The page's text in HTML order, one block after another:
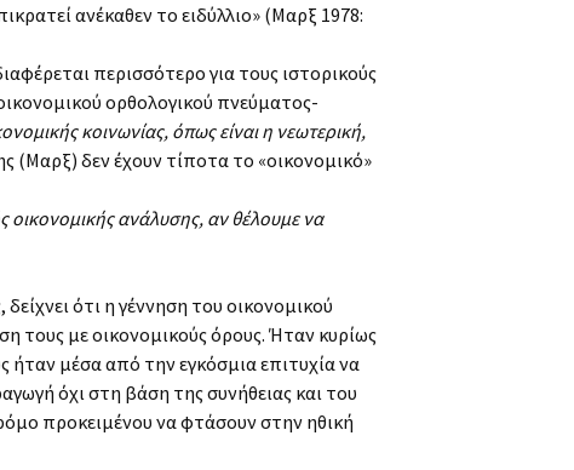
ανέκαθεν το ειδύλλιο» (Μαρξ 1978:
περισσότερο για τους ιστορικούς
ορθολογικού πνεύματος-
κοινωνίας, όπως είναι η νεωτερική,
(Μαρξ) δεν έχουν τίποτα το «οικονομικό»
ανάλυσης, αν θέλουμε να
ότι η γέννηση του οικονομικού
τους με οικονομικούς όρους. Ήταν κυρίως
ήταν μέσα από την εγκόσμια επιτυχία να
όχι στη βάση της συνήθειας και του
προκειμένου να φτάσουν στην ηθική